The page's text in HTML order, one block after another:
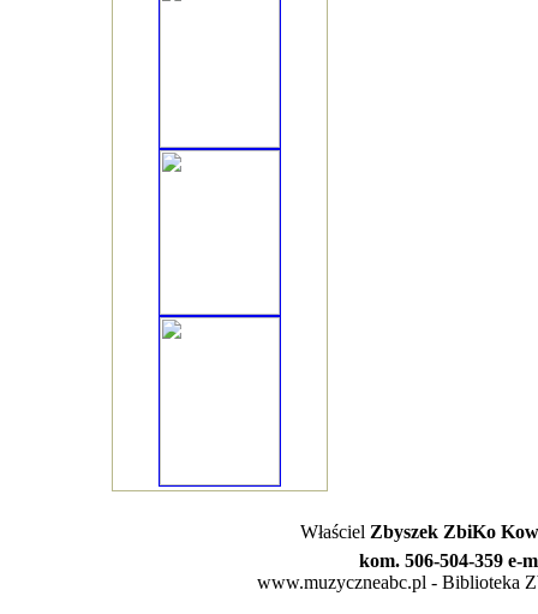
Właściel Zbyszek ZbiKo
kom. 506-504-359 e-
www.muzyczneabc.pl - Biblioteka